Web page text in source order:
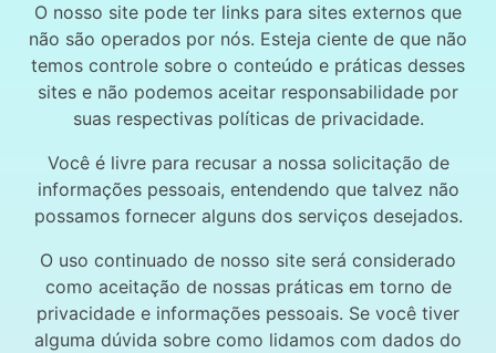
O nosso site pode ter links para sites externos que
não são operados por nós. Esteja ciente de que não
temos controle sobre o conteúdo e práticas desses
sites e não podemos aceitar responsabilidade por
suas respectivas políticas de privacidade.
Você é livre para recusar a nossa solicitação de
informações pessoais, entendendo que talvez não
possamos fornecer alguns dos serviços desejados.
O uso continuado de nosso site será considerado
como aceitação de nossas práticas em torno de
privacidade e informações pessoais. Se você tiver
alguma dúvida sobre como lidamos com dados do